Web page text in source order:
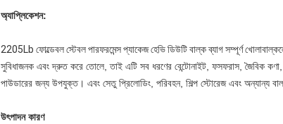
অ্যাপ্লিকেশন:
2205Lb ফোল্ডেবল স্টেবল পারফরমেন্স প্যাকেজ হেভি ডিউটি ​​বাল্ক ব্যাগ সম্পূর্ণ খোলা
সুবিধাজনক এবং দ্রুত করে তোলে, তাই এটি সব ধরণের বেন্টোনাইট, ফসফরাস, জৈবিক
পাউডারের জন্য উপযুক্ত। এবং সেতু প্রিলোডিং, পরিবহন, শিল্প স্টোরেজ এবং অন্যান্য
উৎপাদন কারণ